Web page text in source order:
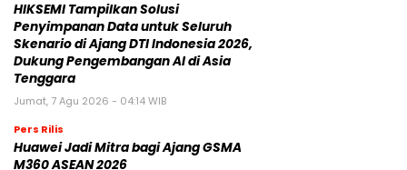
HIKSEMI Tampilkan Solusi
Penyimpanan Data untuk Seluruh
Skenario di Ajang DTI Indonesia 2026,
Dukung Pengembangan AI di Asia
Tenggara
Jumat, 7 Agu 2026 - 04:14 WIB
Pers Rilis
Huawei Jadi Mitra bagi Ajang GSMA
M360 ASEAN 2026